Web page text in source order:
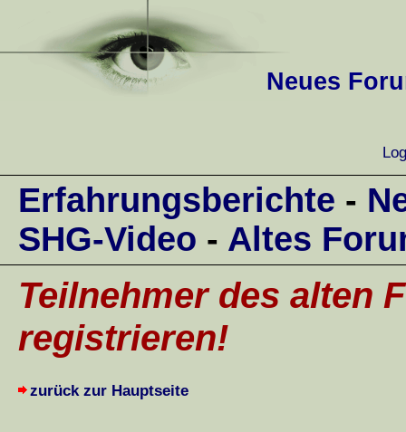
Neues
Erfahrungsberichte -
SHG-Video - Altes
Teilnehmer des alten
registrieren!
zurück zur Hauptseite